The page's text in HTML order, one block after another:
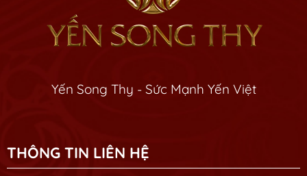
Yến Song Thy - Sức Mạnh Yến Việt
THÔNG TIN LIÊN HỆ